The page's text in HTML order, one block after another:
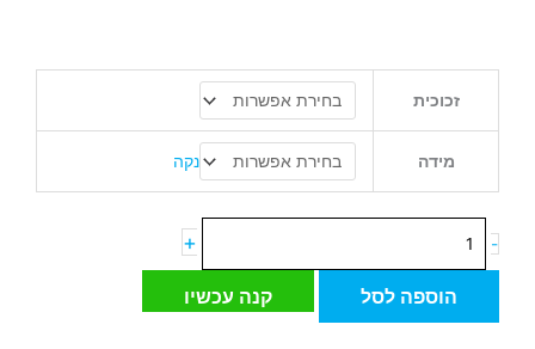
זכוכית
מידה נקה
-
מקלחון
פינתי
+
הוספה לסל קנה עכשיו